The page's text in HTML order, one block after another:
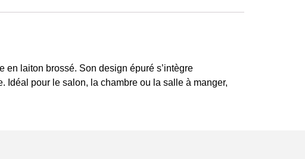
laiton brossé. Son design épuré s’intègre
Idéal pour le salon, la chambre ou la salle à manger,